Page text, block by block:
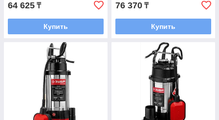
64 625 ₸
Купить
76 370 ₸
Купить